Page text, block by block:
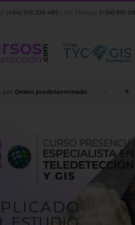
(+34) 910 325 482 | Tel. Málaga: (+34) 951
por Orden predeterminado